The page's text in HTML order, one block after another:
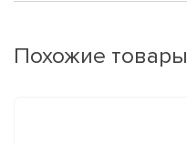
Похожие товары